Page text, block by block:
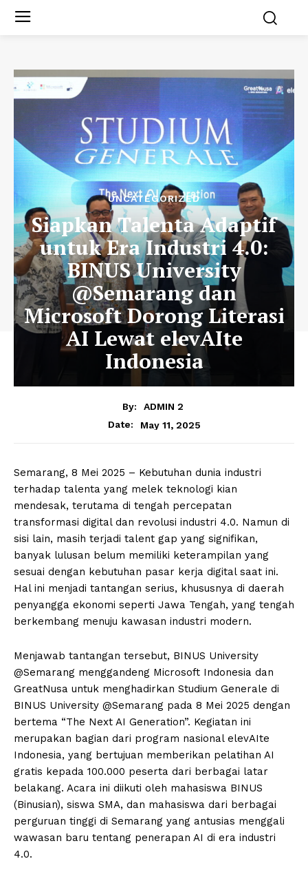
UNCATEGORIZED
Siapkan Talenta Adaptif
untuk Era Industri 4.0:
BINUS University
@Semarang dan
Microsoft Dorong Literasi
AI Lewat elevAIte
Indonesia
By:
ADMIN 2
Date:
May 11, 2025
Semarang, 8 Mei 2025 – Kebutuhan dunia industri
terhadap talenta yang melek teknologi kian
mendesak, terutama di tengah percepatan
transformasi digital dan revolusi industri 4.0. Namun di
sisi lain, masih terjadi talent gap yang signifikan,
banyak lulusan belum memiliki keterampilan yang
sesuai dengan kebutuhan pasar kerja digital saat ini.
Hal ini menjadi tantangan serius, khususnya di daerah
penyangga ekonomi seperti Jawa Tengah, yang tengah
berkembang menuju kawasan industri modern.
Menjawab tantangan tersebut, BINUS University
@Semarang menggandeng Microsoft Indonesia dan
GreatNusa untuk menghadirkan Studium Generale di
BINUS University @Semarang pada 8 Mei 2025 dengan
bertema “The Next AI Generation”. Kegiatan ini
merupakan bagian dari program nasional elevAIte
Indonesia, yang bertujuan memberikan pelatihan AI
gratis kepada 100.000 peserta dari berbagai latar
belakang. Acara ini diikuti oleh mahasiswa BINUS
(Binusian), siswa SMA, dan mahasiswa dari berbagai
perguruan tinggi di Semarang yang antusias menggali
wawasan baru tentang penerapan AI di era industri
4.0.